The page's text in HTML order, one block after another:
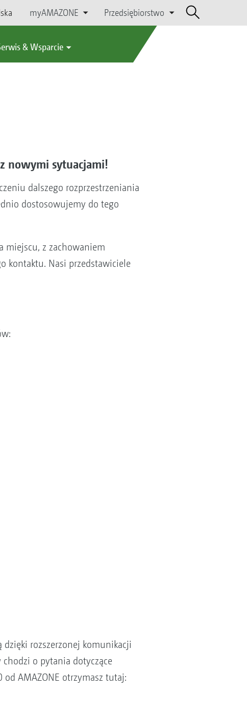
myAMAZONE Przedsiębiorstwo
& Wsparcie
nowymi sytuacjami!
dalszego rozprzestrzeniania
dostosowujemy do tego
miejscu, z zachowaniem
kontaktu. Nasi przedstawiciele
rozszerzonej komunikacji
o pytania dotyczące
AMAZONE otrzymasz tutaj: